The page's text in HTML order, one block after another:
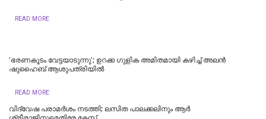
READ MORE
'ഭരണകൂടം വേട്ടയാടുന്നു'; ഉറക്ക ഗുളിക അമിതമായി കഴിച്ച് അലന്‍
ഷുഹൈബ് ആശുപത്രിയില്‍
READ MORE
വിദ്വേഷ പരാമര്‍ശം നടത്തി; ലസിത പാലക്കലിനും ആര്‍